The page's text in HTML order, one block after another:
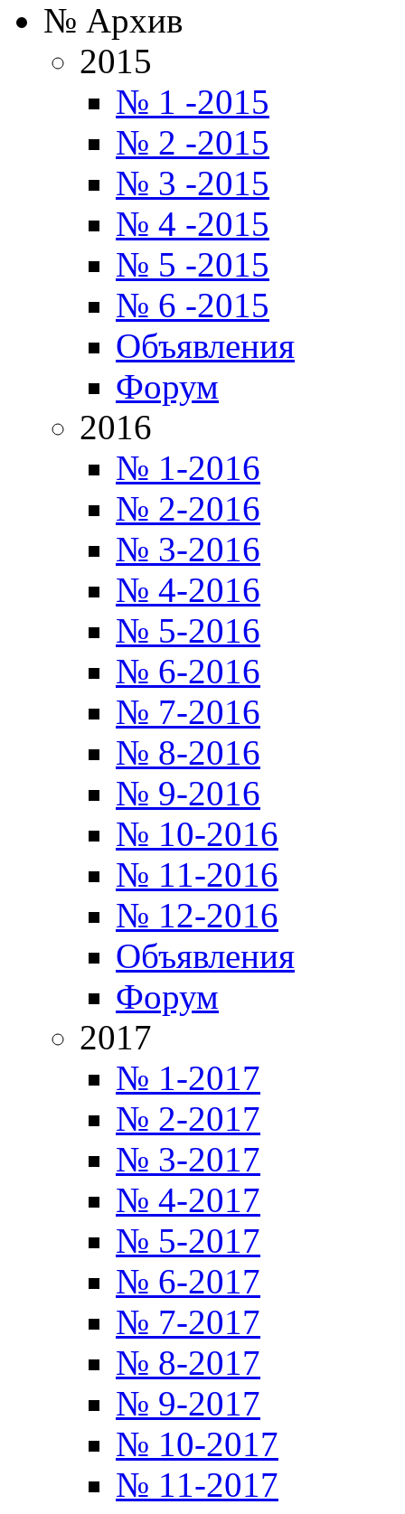
№ Архив
2015
№ 1 -2015
№ 2 -2015
№ 3 -2015
№ 4 -2015
№ 5 -2015
№ 6 -2015
Объявления
Форум
2016
№ 1-2016
№ 2-2016
№ 3-2016
№ 4-2016
№ 5-2016
№ 6-2016
№ 7-2016
№ 8-2016
№ 9-2016
№ 10-2016
№ 11-2016
№ 12-2016
Объявления
Форум
2017
№ 1-2017
№ 2-2017
№ 3-2017
№ 4-2017
№ 5-2017
№ 6-2017
№ 7-2017
№ 8-2017
№ 9-2017
№ 10-2017
№ 11-2017